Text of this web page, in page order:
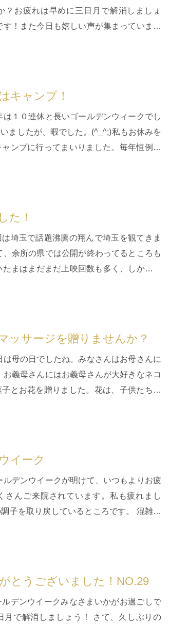
？お疲れは早めに三日月で解消しましょ
！また今日も嬉しい声が集まっています
キャンプ！
１０連休と長いゴールデンウィークでし
ましたが、暇でした。(^_^;)私もお休みを
ンプに行ってまいりました。毎年恒例の
た！
埼玉で話題沸騰の翔んで埼玉を観てきま
余所の県では公開が終わってるところも
まはまだまだ上映回数も多く、しかも平
ッサージを贈りませんか？
母の日でしたね。みなさんはお母さんに
義母さんにはお義母さんが大好きなネコ
とお花を贈りました。花は、子供たちが
イーク
デンウイークが明けて、いつもよりお疲
さんご来院されています。私も疲れまし
子を取り戻しているところです。 混雑し
とうございました！NO.29
デンウイークみなさまいかがお過ごしで
月で解消しましょう！ さて、久しぶりの